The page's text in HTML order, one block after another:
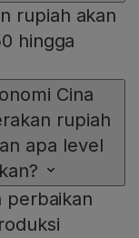
rupiah akan
hingga
Cina
rupiah
apa level
perbaikan